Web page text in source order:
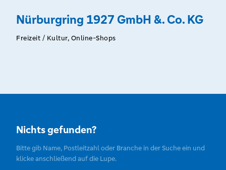
Nürburgring 1927 GmbH &. Co. KG
Freizeit / Kultur, Online-Shops
Nichts gefunden?
Bitte gib Name, Postleitzahl oder Branche in der Suche ein und
klicke anschließend auf die Lupe.